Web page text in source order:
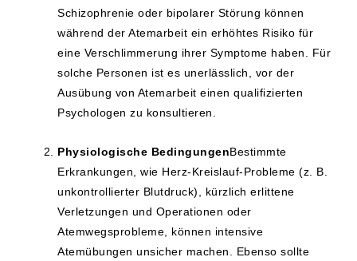
Schizophrenie oder bipolarer Störung können
während der Atemarbeit ein erhöhtes Risiko für
eine Verschlimmerung ihrer Symptome haben. Für
solche Personen ist es unerlässlich, vor der
Ausübung von Atemarbeit einen qualifizierten
Psychologen zu konsultieren.
Physiologische BedingungenBestimmte
Erkrankungen, wie Herz-Kreislauf-Probleme (z. B.
unkontrollierter Blutdruck), kürzlich erlittene
Verletzungen und Operationen oder
Atemwegsprobleme, können intensive
Atemübungen unsicher machen. Ebenso sollte